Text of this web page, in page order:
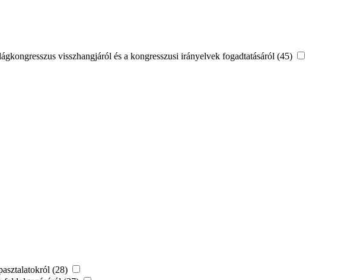
visszhangjáról és a kongresszusi irányelvek fogadtatásáról (45)
(28)